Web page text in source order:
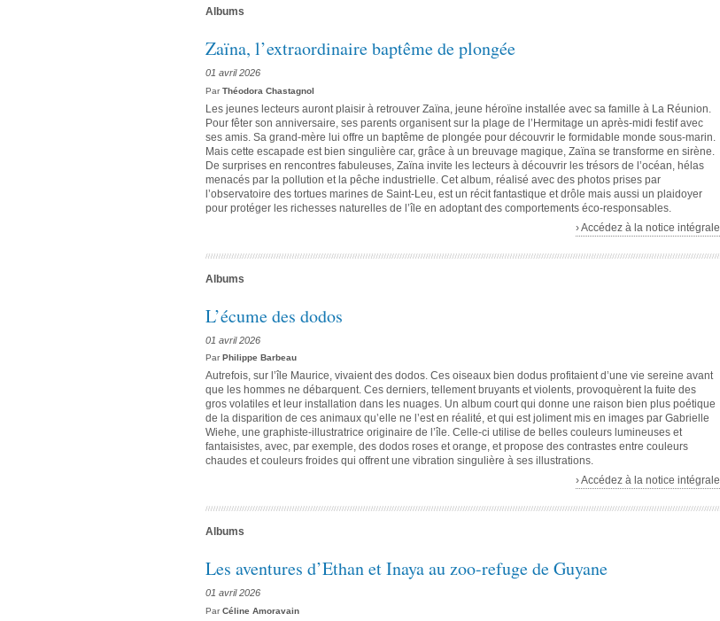
Albums
Zaïna, l’extraordinaire baptême de plongée
01 avril 2026
ParThéodora Chastagnol
Les jeunes lecteurs auront plaisir à retrouver Zaïna, jeune héroïne installée avec sa famille à La Réunion.
Pour fêter son anniversaire, ses parents organisent sur la plage de l’Hermitage un après-midi festif avec
ses amis. Sa grand-mère lui offre un baptême de plongée pour découvrir le formidable monde sous-marin.
Mais cette escapade est bien singulière car, grâce à un breuvage magique, Zaïna se transforme en sirène.
De surprises en rencontres fabuleuses, Zaïna invite les lecteurs à découvrir les trésors de l’océan, hélas
menacés par la pollution et la pêche industrielle. Cet album, réalisé avec des photos prises par
l’observatoire des tortues marines de Saint-Leu, est un récit fantastique et drôle mais aussi un plaidoyer
pour protéger les richesses naturelles de l’île en adoptant des comportements éco-responsables.
› Accédez à la notice intégrale
Albums
L’écume des dodos
01 avril 2026
ParPhilippe Barbeau
Autrefois, sur l’île Maurice, vivaient des dodos. Ces oiseaux bien dodus profitaient d’une vie sereine avant
que les hommes ne débarquent. Ces derniers, tellement bruyants et violents, provoquèrent la fuite des
gros volatiles et leur installation dans les nuages. Un album court qui donne une raison bien plus poétique
de la disparition de ces animaux qu’elle ne l’est en réalité, et qui est joliment mis en images par Gabrielle
Wiehe, une graphiste-illustratrice originaire de l’île. Celle-ci utilise de belles couleurs lumineuses et
fantaisistes, avec, par exemple, des dodos roses et orange, et propose des contrastes entre couleurs
chaudes et couleurs froides qui offrent une vibration singulière à ses illustrations.
› Accédez à la notice intégrale
Albums
Les aventures d’Ethan et Inaya au zoo-refuge de Guyane
01 avril 2026
ParCéline Amoravain